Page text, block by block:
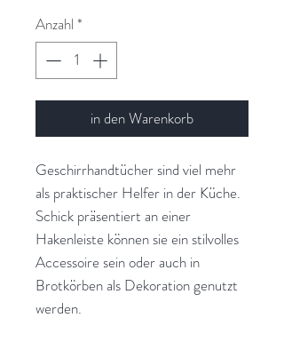
Anzahl *
in den Warenkorb
Geschirrhandtücher sind viel mehr
als praktischer Helfer in der Küche.
Schick präsentiert an einer
Hakenleiste können sie ein stilvolles
Accessoire sein oder auch in
Brotkörben als Dekoration genutzt
werden.